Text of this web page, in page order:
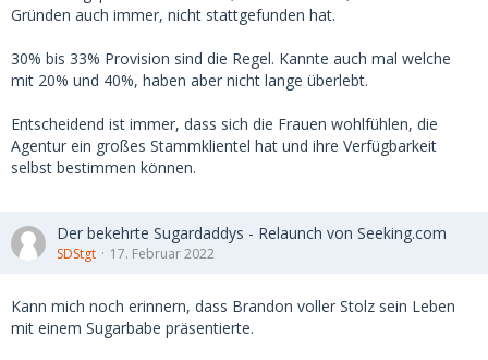
Gründen auch immer, nicht stattgefunden hat.
30% bis 33% Provision sind die Regel. Kannte auch mal welche
mit 20% und 40%, haben aber nicht lange überlebt.
Entscheidend ist immer, dass sich die Frauen wohlfühlen, die
Agentur ein großes Stammklientel hat und ihre Verfügbarkeit
selbst bestimmen können.
Der bekehrte Sugardaddys - Relaunch von Seeking.com
SDStgt 17. Februar 2022
Kann mich noch erinnern, dass Brandon voller Stolz sein Leben
mit einem Sugarbabe präsentierte.